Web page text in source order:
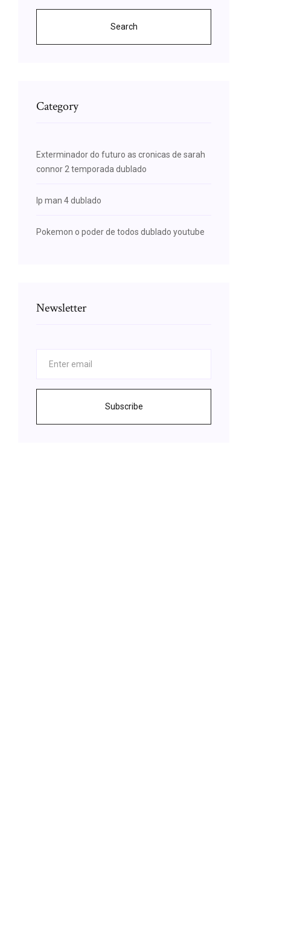
Search
Category
Exterminador do futuro as cronicas de sarah
connor 2 temporada dublado
Ip man 4 dublado
Pokemon o poder de todos dublado youtube
Newsletter
Subscribe